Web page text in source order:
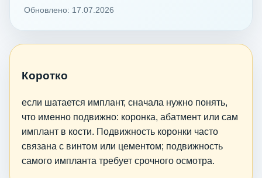
Обновлено: 17.07.2026
Коротко
если шатается имплант, сначала нужно понять,
что именно подвижно: коронка, абатмент или сам
имплант в кости. Подвижность коронки часто
связана с винтом или цементом; подвижность
самого импланта требует срочного осмотра.